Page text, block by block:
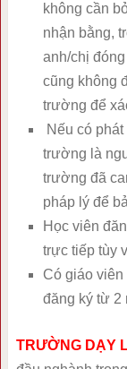
không cần
nhận bằng,
anh/chị
cũng không
trường để
Nếu có
trường là
trường đã
pháp lý để
Học viên
trực tiếp tùy
Có giáo viên
đăng ký từ
TRƯỜNG DẠY